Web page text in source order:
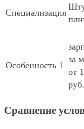
Специализация
Особенность 1
за
от
руб.
Сравнение